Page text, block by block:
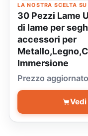
LA NOSTRA SCELTA
30 Pezzi Lame
di lame per
accessori per
Immersione
Prezzo